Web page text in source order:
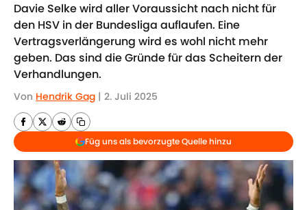
Davie Selke wird aller Voraussicht nach nicht für
den HSV in der Bundesliga auflaufen. Eine
Vertragsverlängerung wird es wohl nicht mehr
geben. Das sind die Gründe für das Scheitern der
Verhandlungen.
Von Hendrik Gag | 2. Juli 2025
Füg uns als bevorzugte Quelle hinzu